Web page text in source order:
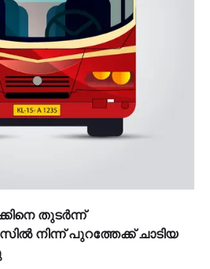
തുടര്‍ന്ന്
നിന്ന് പുറത്തേക്ക് ചാടിയ